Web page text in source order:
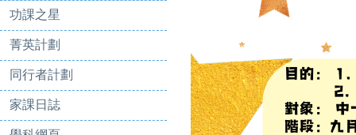
功課之星
菁英計劃
同行者計劃
家課日誌